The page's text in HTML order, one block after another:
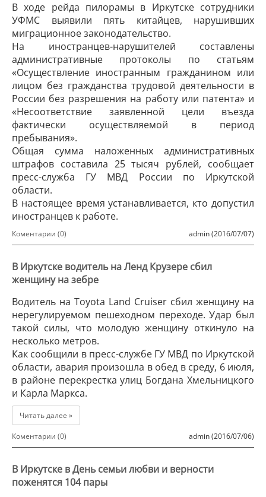
В ходе рейда пилорамы в Иркутске сотрудники
УФМС выявили пять китайцев, нарушивших
миграционное законодательство.
На иностранцев-нарушителей составлены
административные протоколы по статьям
«Осуществление иностранным гражданином или
лицом без гражданства трудовой деятельности в
России без разрешения на работу или патента» и
«Несоответствие заявленной цели въезда
фактически осуществляемой в период
пребывания».
Общая сумма наложенных административных
штрафов составила 25 тысяч рублей, сообщает
пресс-служба ГУ МВД России по Иркутской
области.
В настоящее время устанавливается, кто допустил
иностранцев к работе.
Коментарии (0) admin (2016/07/07)
В Иркутске водитель на Ленд Крузере сбил
женщину на зебре
Водитель на Toyota Land Cruiser сбил женщину на
нерегулируемом пешеходном переходе. Удар был
такой силы, что молодую женщину откинуло на
несколько метров.
Как сообщили в пресс-службе ГУ МВД по Иркутской
области, авария произошла в обед в среду, 6 июля,
в районе перекрестка улиц Богдана Хмельницкого
и Карла Маркса.
Читать далее »
Коментарии (0) admin (2016/07/06)
В Иркутске в День семьи любви и верности
поженятся 104 пары